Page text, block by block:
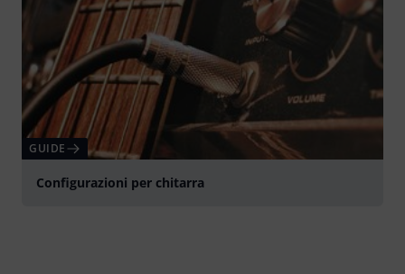
GUIDE
Configurazioni per chitarra